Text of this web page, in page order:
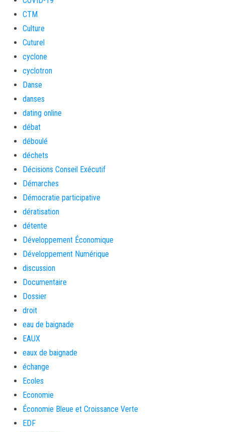
CTM
Culture
Cuturel
cyclone
cyclotron
Danse
danses
dating online
débat
déboulé
déchets
Décisions Conseil Exécutif
Démarches
Démocratie participative
dératisation
détente
Développement Économique
Développement Numérique
discussion
Documentaire
Dossier
droit
eau de baignade
EAUX
eaux de baignade
échange
Ecoles
Economie
Économie Bleue et Croissance Verte
EDF